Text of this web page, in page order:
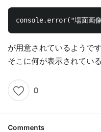
が用意されているようです
そこに何が表示されてい
0
Comments